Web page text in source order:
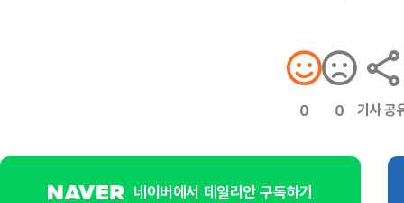
0 0 기사 공
네이버에서 데일리안 구독하기